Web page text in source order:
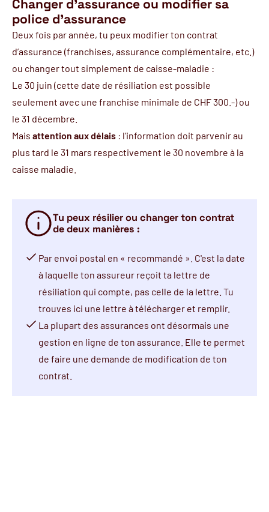
Changer d'assurance ou modifier sa
police d'assurance
Deux fois par année, tu peux modifier ton contrat
d’assurance (franchises, assurance complémentaire, etc.)
ou changer tout simplement de caisse-maladie :
Le 30 juin (cette date de résiliation est possible
seulement avec une franchise minimale de CHF 300.-) ou
le 31 décembre.
Mais attention aux délais : l’information doit parvenir au
plus tard le 31 mars respectivement le 30 novembre à la
caisse maladie.
Tu peux résilier ou changer ton contrat
de deux manières :
Par envoi postal en « recommandé ». C'est la date
à laquelle ton assureur reçoit ta lettre de
résiliation qui compte, pas celle de la lettre. Tu
trouves ici une lettre à télécharger et remplir.
La plupart des assurances ont désormais une
gestion en ligne de ton assurance. Elle te permet
de faire une demande de modification de ton
contrat.